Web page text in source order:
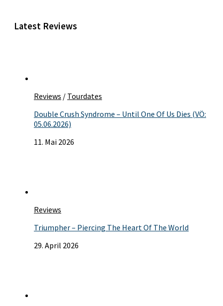
Latest Reviews
Reviews / Tourdates
Double Crush Syndrome – Until One Of Us Dies (VÖ:
05.06.2026)
11. Mai 2026
Reviews
Triumpher – Piercing The Heart Of The World
29. April 2026